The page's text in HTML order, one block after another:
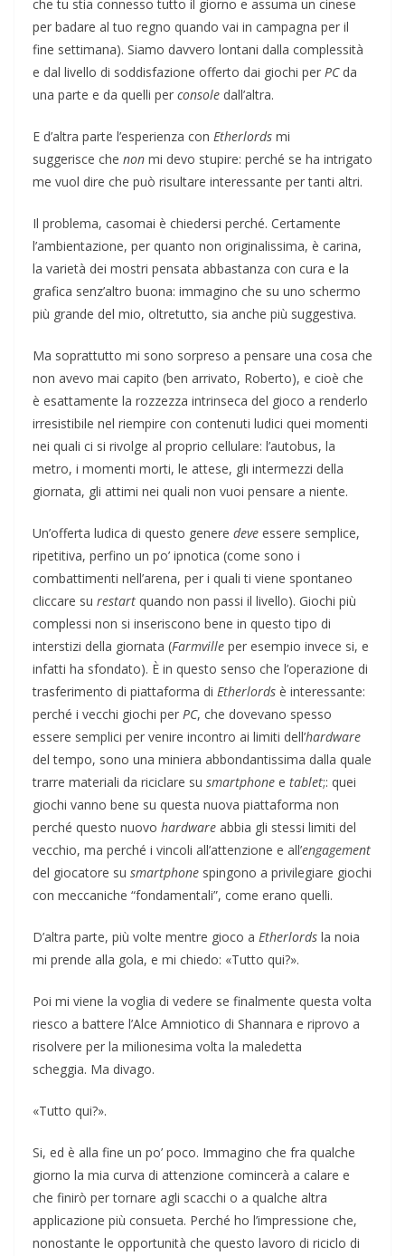
che tu stia connesso tutto il giorno e assuma un cinese
per badare al tuo regno quando vai in campagna per il
fine settimana). Siamo davvero lontani dalla complessità
e dal livello di soddisfazione offerto dai giochi per PCda
una parte e da quelli per console dall’altra.
E d’altra parte l’esperienza con Etherlords mi
suggerisce che non mi devo stupire: perché se ha intrigato
me vuol dire che può risultare interessante per tanti altri.
Il problema, casomai è chiedersi perché. Certamente
l’ambientazione, per quanto non originalissima, è carina,
la varietà dei mostri pensata abbastanza con cura e la
grafica senz’altro buona: immagino che su uno schermo
più grande del mio, oltretutto, sia anche più suggestiva.
Ma soprattutto mi sono sorpreso a pensare una cosa che
non avevo mai capito (ben arrivato, Roberto), e cioè che
è esattamente la rozzezza intrinseca del gioco a renderlo
irresistibile nel riempire con contenuti ludici quei momenti
nei quali ci si rivolge al proprio cellulare: l’autobus, la
metro, i momenti morti, le attese, gli intermezzi della
giornata, gli attimi nei quali non vuoi pensare a niente.
Un’offerta ludica di questo genere deve essere semplice,
ripetitiva, perfino un po’ ipnotica (come sono i
combattimenti nell’arena, per i quali ti viene spontaneo
cliccare su restart quando non passi il livello). Giochi più
complessi non si inseriscono bene in questo tipo di
interstizi della giornata (Farmville per esempio invece si, e
infatti ha sfondato). È in questo senso che l’operazione di
trasferimento di piattaforma di Etherlords è interessante:
perché i vecchi giochi per PC, che dovevano spesso
essere semplici per venire incontro ai limiti dell’hardware
del tempo, sono una miniera abbondantissima dalla quale
trarre materiali da riciclare su smartphone e tablet;: quei
giochi vanno bene su questa nuova piattaforma non
perché questo nuovo hardware abbia gli stessi limiti del
vecchio, ma perché i vincoli all’attenzione e all’engagement
del giocatore su smartphone spingono a privilegiare giochi
con meccaniche “fondamentali”, come erano quelli.
D’altra parte, più volte mentre gioco a Etherlords la noia
mi prende alla gola, e mi chiedo: «Tutto qui?».
Poi mi viene la voglia di vedere se finalmente questa volta
riesco a battere l’Alce Amniotico di Shannara e riprovo a
risolvere per la milionesima volta la maledetta
scheggia. Ma divago.
«Tutto qui?».
Si, ed è alla fine un po’ poco. Immagino che fra qualche
giorno la mia curva di attenzione comincerà a calare e
che finirò per tornare agli scacchi o a qualche altra
applicazione più consueta. Perché ho l’impressione che,
nonostante le opportunità che questo lavoro di riciclo di